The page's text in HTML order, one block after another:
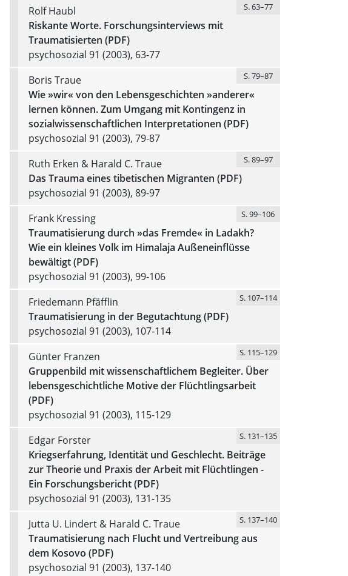
Rolf Haubl
S. 63–77
Riskante Worte. Forschungsinterviews mit
Traumatisierten (PDF)
psychosozial 91 (2003), 63-77
Boris Traue
S. 79–87
Wie »wir« von den Lebensgeschichten »anderer«
lernen können. Zum Umgang mit Kontingenz in
sozialwissenschaftlichen Interpretationen (PDF)
psychosozial 91 (2003), 79-87
Ruth Erken & Harald C. Traue
S. 89–97
Das Trauma eines tibetischen Migranten (PDF)
psychosozial 91 (2003), 89-97
Frank Kressing
S. 99–106
Traumatisierung durch »das Fremde« in Ladakh?
Wie ein kleines Volk im Himalaja Außeneinflüsse
bewältigt (PDF)
psychosozial 91 (2003), 99-106
Friedemann Pfäfflin
S. 107–114
Traumatisierung in der Begutachtung (PDF)
psychosozial 91 (2003), 107-114
Günter Franzen
S. 115–129
Gruppenbild mit wissenschaftlichem Begleiter. Über
lebensgeschichtliche Motive der Flüchtlingsarbeit
(PDF)
psychosozial 91 (2003), 115-129
Edgar Forster
S. 131–135
Kriegserfahrung, Identität und Geschlecht. Beiträge
zur Theorie und Praxis der Arbeit mit Flüchtlingen -
Ein Forschungsbericht (PDF)
psychosozial 91 (2003), 131-135
Jutta U. Lindert & Harald C. Traue
S. 137–140
Traumatisierung nach Flucht und Vertreibung aus
dem Kosovo (PDF)
psychosozial 91 (2003), 137-140